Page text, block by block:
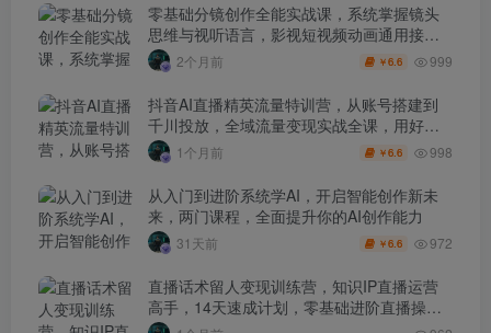
零基础分镜创作全能实战课，系统掌握镜头
思维与视听语言，影视短视频动画通用接单
技能2个月前 ￥6.6 999
抖音AI直播精英流量特训营，从账号搭建到
千川投放，全域流量变现实战全课，用好工
具让賺钱更简单
1个月前 ￥6.6 998
从入门到进阶系统学AI，开启智能创作新未
来，两门课程，全面提升你的AI创作能力
31天前 ￥6.6 972
直播话术留人变现训练营，知识IP直播运营
高手，14天速成计划，零基础进阶直播操盘
手